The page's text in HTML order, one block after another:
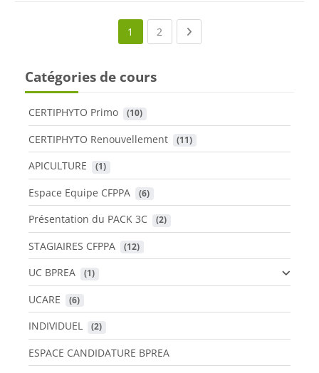
1 2 (current)Next page
Catégories de cours
CERTIPHYTO Primo (10)
CERTIPHYTO Renouvellement (11)
APICULTURE (1)
Espace Equipe CFPPA (6)
Présentation du PACK 3C (2)
STAGIAIRES CFPPA (12)
UC BPREA (1)
UCARE (6)
INDIVIDUEL (2)
ESPACE CANDIDATURE BPREA